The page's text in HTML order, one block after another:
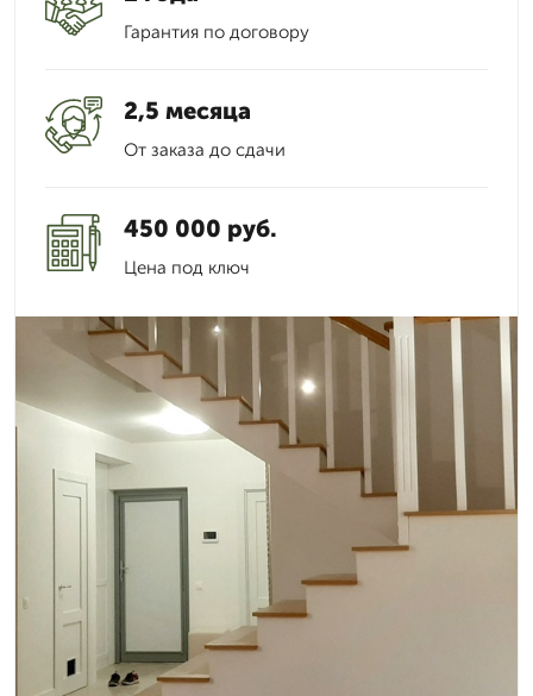
Гарантия по договору
2,5 месяца
От заказа до сдачи
450 000 руб.
Цена под ключ